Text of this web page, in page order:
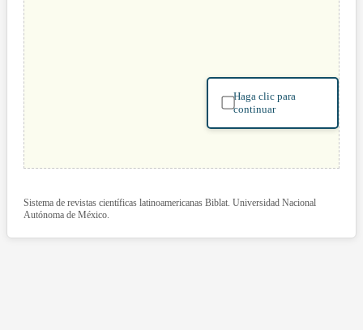
Haga clic para
continuar
Sistema de revistas científicas latinoamericanas Biblat. Universidad Nacional
Autónoma de México.